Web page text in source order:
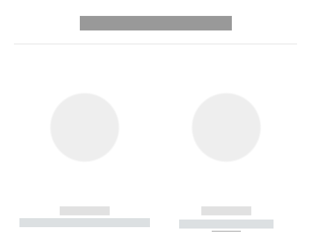
------------
----------- ----------- --------
------------
----------- -----------